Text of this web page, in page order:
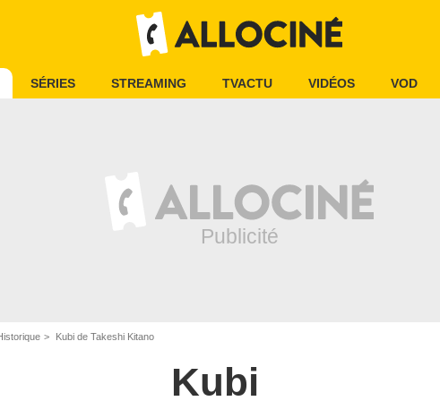
SÉRIES STREAMING TVACTU VIDÉOS VOD
Kubi de Takeshi Kitano
Kubi